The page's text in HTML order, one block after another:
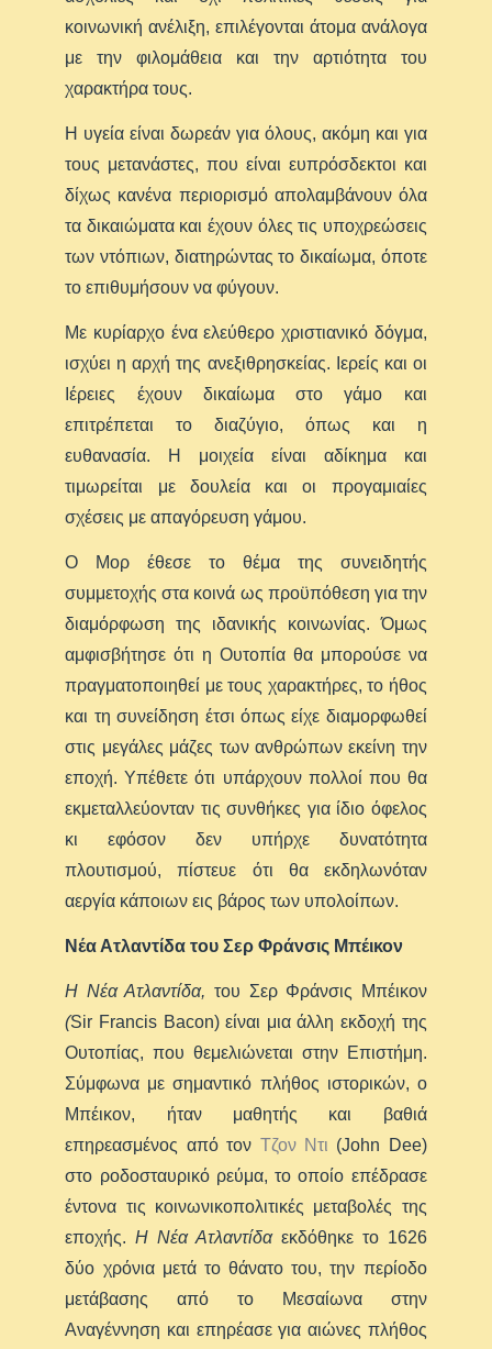
κοινωνική ανέλιξη, επιλέγονται άτομα ανάλογα
με την φιλομάθεια και την αρτιότητα του
χαρακτήρα τους.
Η υγεία είναι δωρεάν για όλους, ακόμη και για
τους μετανάστες, που είναι ευπρόσδεκτοι και
δίχως κανένα περιορισμό απολαμβάνουν όλα
τα δικαιώματα και έχουν όλες τις υποχρεώσεις
των ντόπιων, διατηρώντας το δικαίωμα, όποτε
το επιθυμήσουν να φύγουν.
Με κυρίαρχο ένα ελεύθερο χριστιανικό δόγμα,
ισχύει η αρχή της ανεξιθρησκείας. Ιερείς και οι
Ιέρειες έχουν δικαίωμα στο γάμο και
επιτρέπεται το διαζύγιο, όπως και η
ευθανασία. Η μοιχεία είναι αδίκημα και
τιμωρείται με δουλεία και οι προγαμιαίες
σχέσεις με απαγόρευση γάμου.
Ο Μορ έθεσε το θέμα της συνειδητής
συμμετοχής στα κοινά ως προϋπόθεση για την
διαμόρφωση της ιδανικής κοινωνίας. Όμως
αμφισβήτησε ότι η Ουτοπία θα μπορούσε να
πραγματοποιηθεί με τους χαρακτήρες, το ήθος
και τη συνείδηση έτσι όπως είχε διαμορφωθεί
στις μεγάλες μάζες των ανθρώπων εκείνη την
εποχή. Υπέθετε ότι υπάρχουν πολλοί που θα
εκμεταλλεύονταν τις συνθήκες για ίδιο όφελος
κι εφόσον δεν υπήρχε δυνατότητα
πλουτισμού, πίστευε ότι θα εκδηλωνόταν
αεργία κάποιων εις βάρος των υπολοίπων.
Νέα Ατλαντίδα του Σερ Φράνσις Μπέικον
Η Νέα Ατλαντίδα, του Σερ Φράνσις Μπέικον
(Sir Francis Bacon) είναι μια άλλη εκδοχή της
Ουτοπίας, που θεμελιώνεται στην Επιστήμη.
Σύμφωνα με σημαντικό πλήθος ιστορικών, ο
Μπέικον, ήταν μαθητής και βαθιά
επηρεασμένος από τον Τζον Ντι (John Dee)
στο ροδοσταυρικό ρεύμα, το οποίο επέδρασε
έντονα τις κοινωνικοπολιτικές μεταβολές της
εποχής.Η Νέα Ατλαντίδαεκδόθηκε το 1626
δύο χρόνια μετά το θάνατο του, την περίοδο
μετάβασης από το Μεσαίωνα στην
Αναγέννηση και επηρέασε για αιώνες πλήθος